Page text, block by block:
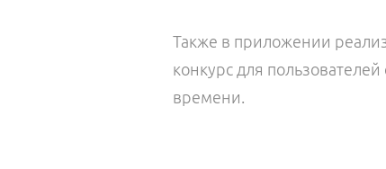
Также в приложении
конкурс для
времени.